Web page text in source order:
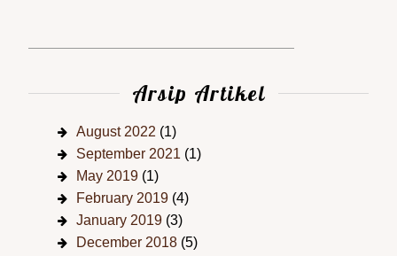
Arsip Artikel
August 2022 (1)
September 2021 (1)
May 2019 (1)
February 2019 (4)
January 2019 (3)
December 2018 (5)